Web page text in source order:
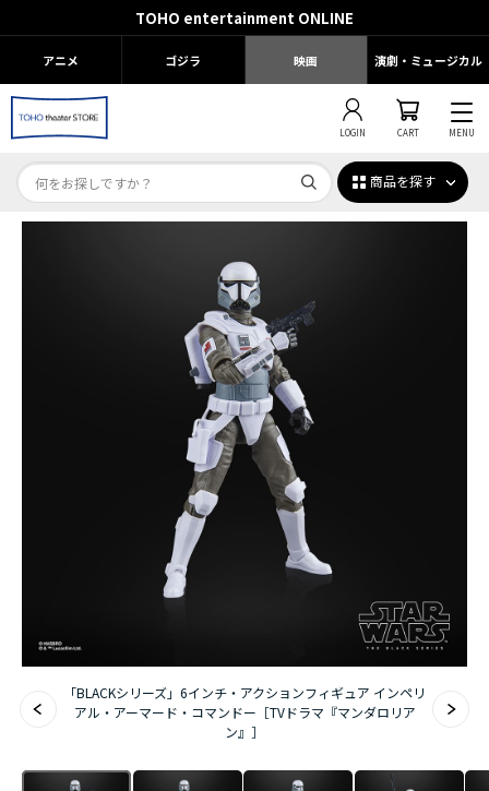
TOHO entertainment ONLINE
アニメ ゴジラ 映画 演劇・ミュージカル
LOGIN CART MENU
商品を探す
「BLACKシリーズ」6インチ・アクションフィギュア インペリ
アル・アーマード・コマンドー［TVドラマ『マンダロリア
ン』］